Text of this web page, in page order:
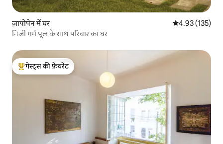
ज़ापोपेन में घर औसत रेटिंग 5 में से
4.93 (135)
निजी गर्म पूल के साथ परिवार का घर
गेस्ट्स का टॉप फ़ेवरेट
गेस्ट्स की फ़ेवरेट